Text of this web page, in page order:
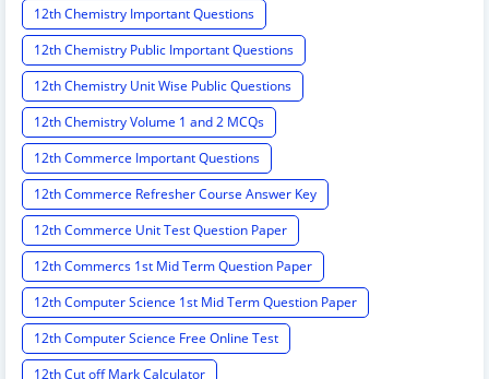
12th Chemistry Important Questions
12th Chemistry Public Important Questions
12th Chemistry Unit Wise Public Questions
12th Chemistry Volume 1 and 2 MCQs
12th Commerce Important Questions
12th Commerce Refresher Course Answer Key
12th Commerce Unit Test Question Paper
12th Commercs 1st Mid Term Question Paper
12th Computer Science 1st Mid Term Question Paper
12th Computer Science Free Online Test
12th Cut off Mark Calculator